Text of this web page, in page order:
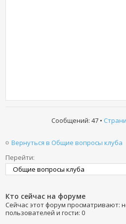
Сообщений: 47 •
Вернуться в Общие вопросы клуба
Перейти:
Кто сейчас на форуме
Сейчас этот форум просматривают:
пользователей и гости: 0